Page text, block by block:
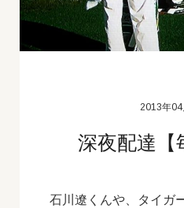
2013年04
深夜配達【
石川遼くんや、タイガ